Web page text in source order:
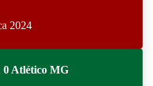
2024
0 Atlético MG